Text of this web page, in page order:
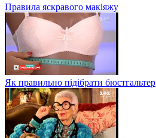
Правила яскравого макіяжу
Як правильно підібрати бюстгальтер